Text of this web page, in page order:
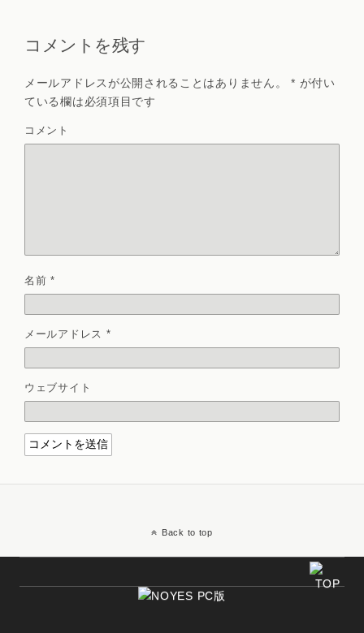
コメントを残す
メールアドレスが公開されることはありません。 * が付い
ている欄は必須項目です
コメント
名前*
メールアドレス *
ウェブサイト
Back to top